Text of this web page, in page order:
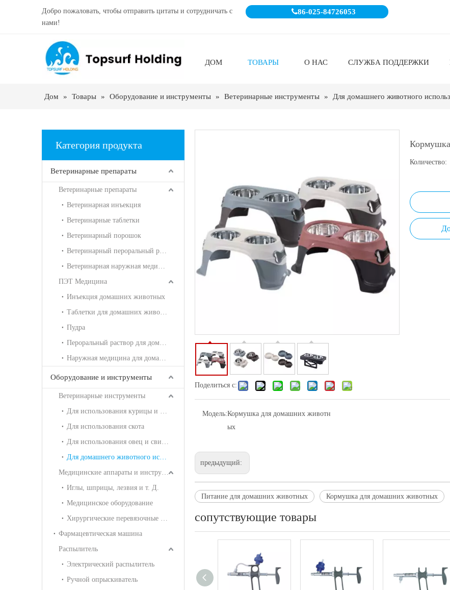
Добро пожаловать, чтобы отправить цитаты и сотрудничать с
нами!
86-025-84726053
ДОМ ТОВАРЫ О НАС СЛУЖБА ПОДДЕРЖКИ
Дом » Товары » Оборудование и инструменты » Ветеринарные инструменты » Для домашнего животного
Категория продукта
Ветеринарные препараты
Ветеринарные препараты
Ветеринарная инъекция
Ветеринарные таблетки
Ветеринарный порошок
ПЭТ Медицина
Инъекция домашних животных
Пудра
Оборудование и инструменты
Ветеринарные инструменты
Для использования скота
Иглы, шприцы, лезвия и т. Д.
Медицинское оборудование
Фармацевтическая машина
Распылитель
Электрический распылитель
Ручной опрыскиватель
Поделиться с:
Количество:
Модель:Кормушка для домашних животн
ых
предыдущий:
Питание для домашних животных Кормушка для домашних животных
сопутствующие товары